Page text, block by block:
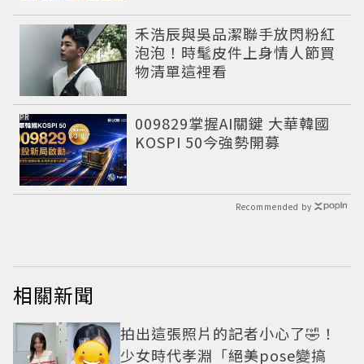
禾浩辰與吳品潔聯手放閃粉紅
泡泡！時髦皮件上身情人節買
物清單這裡看
009829掌握AI關鍵 大華韓國
KOSPI 50今強勢開募
PR
Recommended by
相關新聞
拍出這張照片的記者小心了🤣！
少女時代孝淵「絕美pose變搞